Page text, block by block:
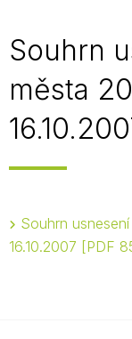
Souhrn
města
Souhrn
16.10.2007
PDF